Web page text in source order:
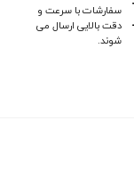
سفارشات با سرعت و
دقت بالایی ارسال می
شوند.